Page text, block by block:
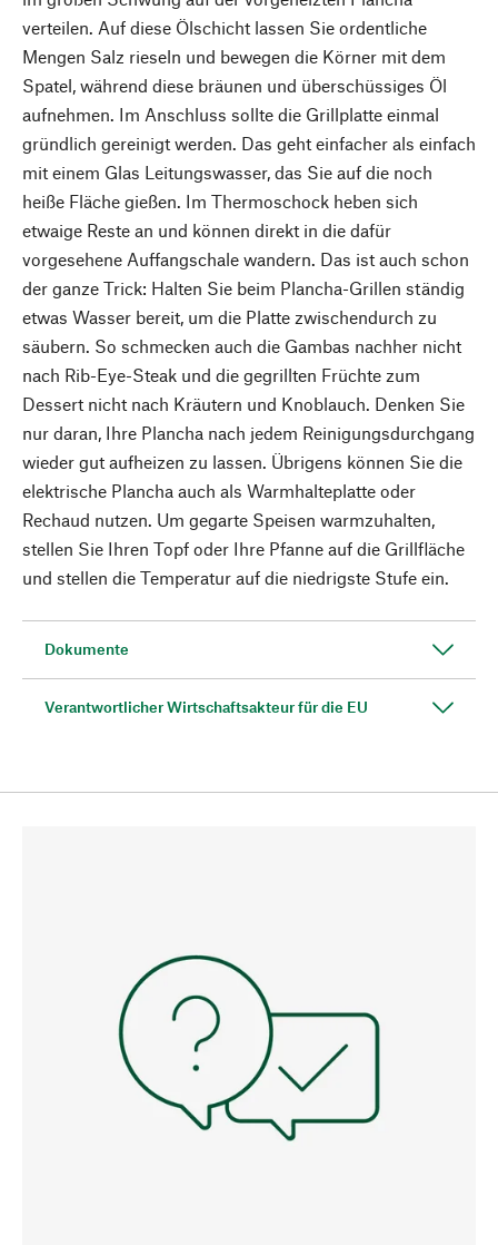
verteilen. Auf diese Ölschicht lassen Sie ordentliche
Mengen Salz rieseln und bewegen die Körner mit dem
Spatel, während diese bräunen und überschüssiges Öl
aufnehmen. Im Anschluss sollte die Grillplatte einmal
gründlich gereinigt werden. Das geht einfacher als einfach
mit einem Glas Leitungswasser, das Sie auf die noch
heiße Fläche gießen. Im Thermoschock heben sich
etwaige Reste an und können direkt in die dafür
vorgesehene Auffangschale wandern. Das ist auch schon
der ganze Trick: Halten Sie beim Plancha-Grillen ständig
etwas Wasser bereit, um die Platte zwischendurch zu
säubern. So schmecken auch die Gambas nachher nicht
nach Rib-Eye-Steak und die gegrillten Früchte zum
Dessert nicht nach Kräutern und Knoblauch. Denken Sie
nur daran, Ihre Plancha nach jedem Reinigungsdurchgang
wieder gut aufheizen zu lassen. Übrigens können Sie die
elektrische Plancha auch als Warmhalteplatte oder
Rechaud nutzen. Um gegarte Speisen warmzuhalten,
stellen Sie Ihren Topf oder Ihre Pfanne auf die Grillfläche
und stellen die Temperatur auf die niedrigste Stufe ein.
Dokumente
Verantwortlicher Wirtschaftsakteur für die EU